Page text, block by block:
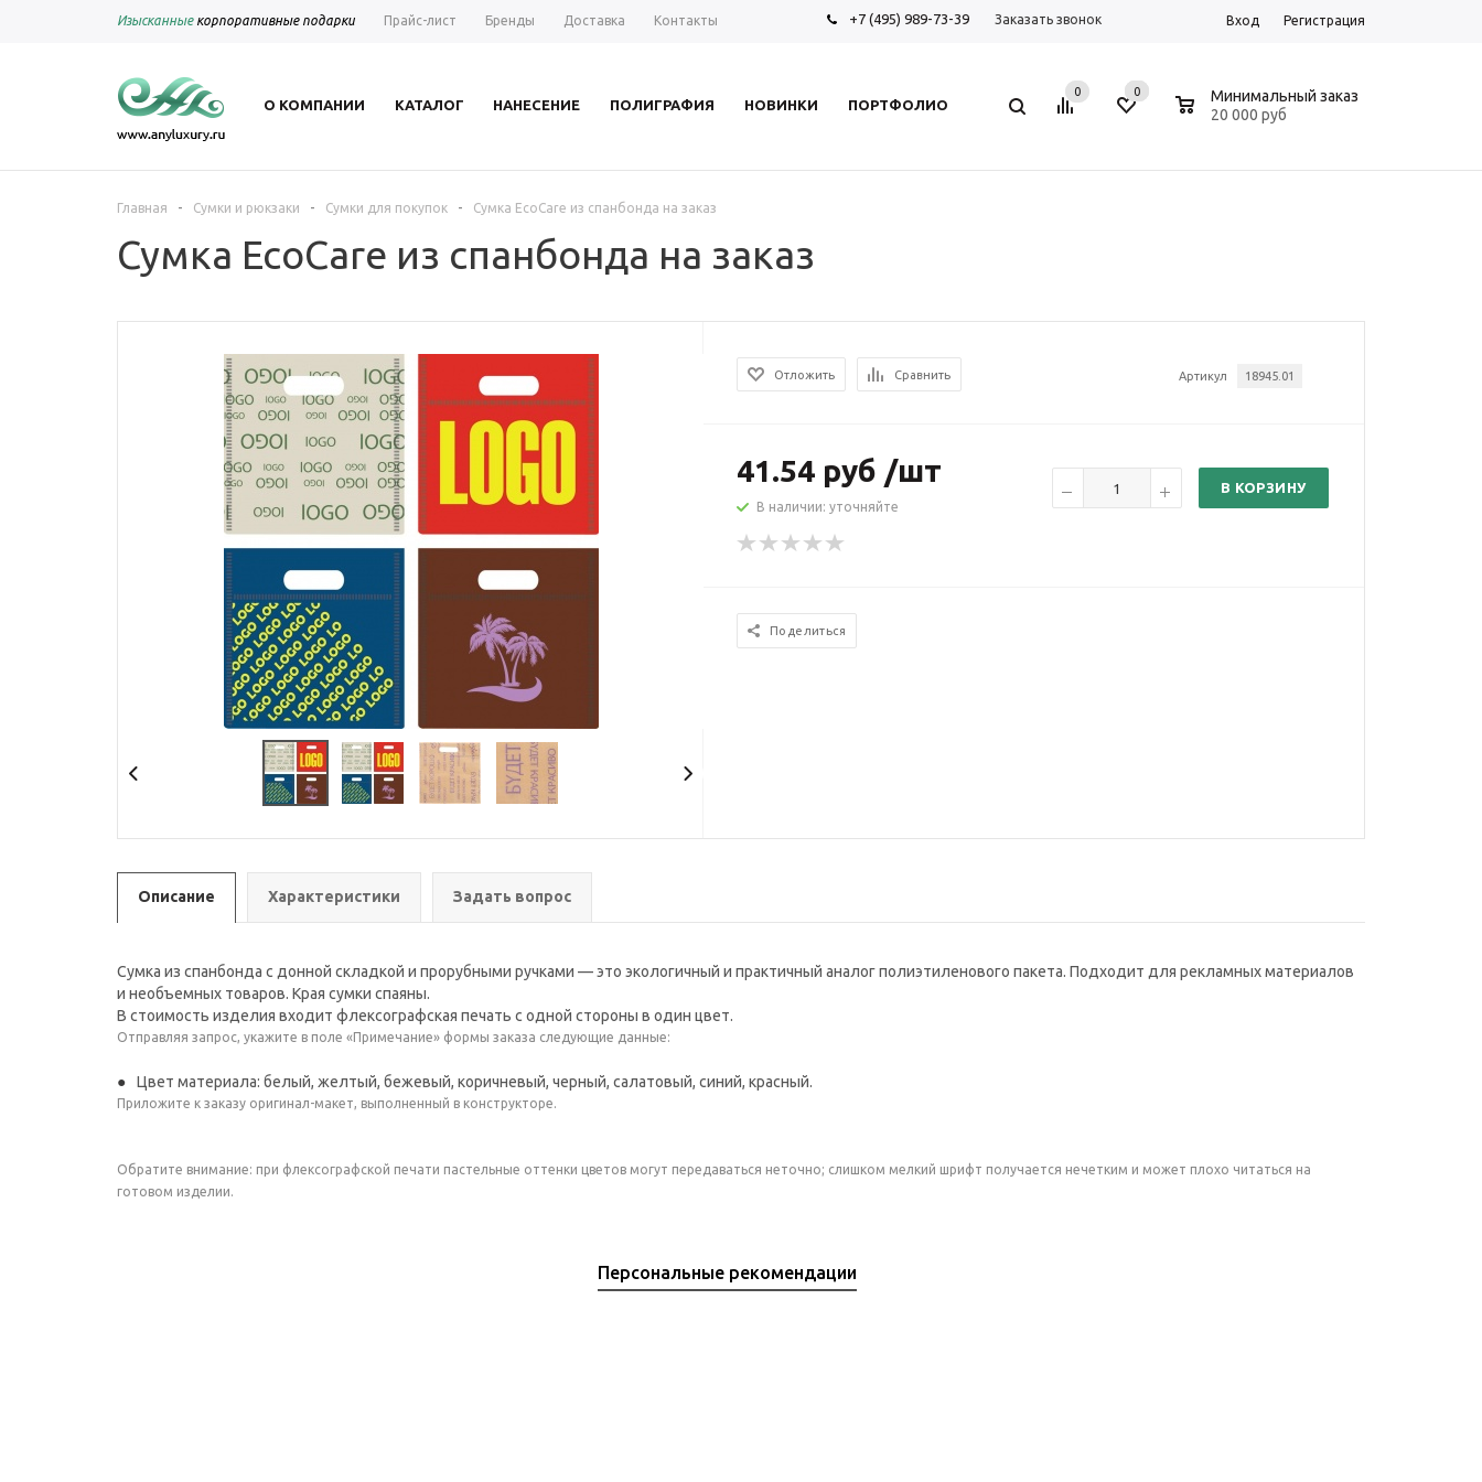
Изысканныекорпоративные подарки Прайс-лист Бренды Доставка Контакты +7 (495) 989-73-39 Заказать звонок Вход Регистрация
О КОМПАНИИ КАТАЛОГ НАНЕСЕНИЕ ПОЛИГРАФИЯ НОВИНКИ ПОРТФОЛИО
0 0
Минимальный заказ
20 000 руб
Главная - Сумки и рюкзаки - Сумки для покупок - Сумка EcoCare из спанбонда на заказ
Сумка EcoCare из спанбонда на заказ
Артикул 18945.01
Отложить Сравнить
41.54 руб /шт
В наличии: уточняйте
В КОРЗИНУ
Поделиться
Описание Характеристики Задать вопрос
Сумка из спанбонда с донной складкой и прорубными ручками — это экологичный и практичный аналог полиэтиленового пакета. Подходит для рекламных материалов
и необъемных товаров. Края сумки спаяны.
В стоимость изделия входит флексографская печать с одной стороны в один цвет.
Отправляя запрос, укажите в поле «Примечание» формы заказа следующие данные:
Цвет материала: белый, желтый, бежевый, коричневый, черный, салатовый, синий, красный.
Приложите к заказу оригинал-макет, выполненный в конструкторе.
Обратите внимание: при флексографской печати пастельные оттенки цветов могут передаваться неточно; слишком мелкий шрифт получается нечетким и может плохо читаться на
готовом изделии.
Персональные рекомендации